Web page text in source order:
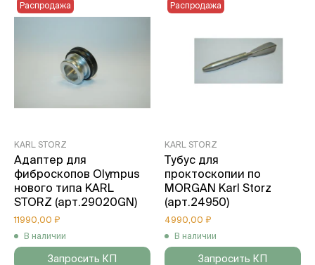
KARL STORZ
Адаптер для
фиброскопов Olympus
нового типа KARL
STORZ (арт.29020GN)
11990,00 ₽
В наличии
Распродажа
Запросить КП
KARL STORZ
Тубус для
проктоскопии по
MORGAN Karl Storz
(арт.24950)
4990,00 ₽
В наличии
Распродажа
Запросить КП